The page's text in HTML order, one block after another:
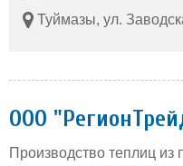
Туймазы, ул.
ООО
Производство теплиц из